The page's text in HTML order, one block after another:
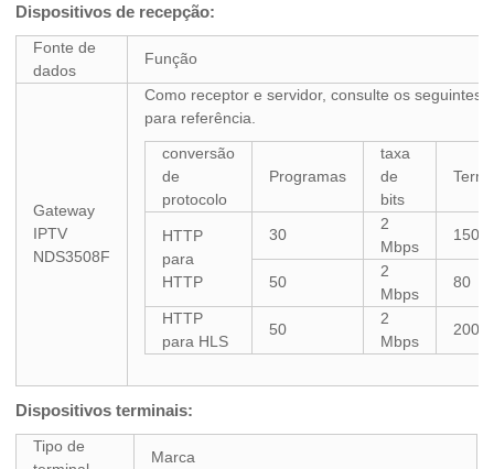
Dispositivos de recepção:
Fonte de
dados
Função
Gateway
IPTV
NDS3508F
Como receptor e servidor, consulte os seguintes
para referência.
conversão
de
protocolo
Programas
taxa
de
bits
HTTP
para
HTTP
30
2
Mbps
150
50
2
Mbps
80
HTTP
para HLS
50
2
Mbps
200
Dispositivos terminais:
Tipo de
Marca